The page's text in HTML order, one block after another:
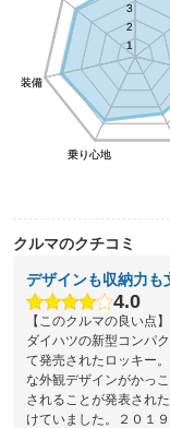
乗り心地
装備
1
2
3
乗り心地
装備
1
2
3
クルマのクチコミ
4.0
【このクルマの良い点】
ダイハツの新型コンパ
て発売されたロッキー
な外観デザインがかっ
されることが発表され
けていました。２０１